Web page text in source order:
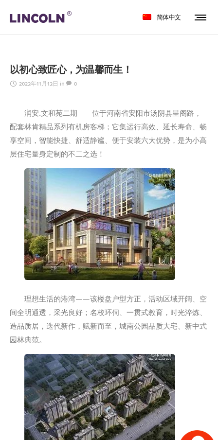
简体中文
以初心致匠心，为温馨而生！
2023年11月13日 in 0
润安.文和苑二期——位于河南省安阳市汤阴县星阁路，
配套林肯精品系列有机房客梯；它集运行高效、延长寿命、畅
享空间，智能快捷、舒适静谧、便于安装六大优势，是为小高
层住宅量身定制的不二之选！
理想生活的港湾——该楼盘户型方正，活动区域开阔、空
间全明通透，采光良好；名校环伺、一贯式教育，时光淬炼、
造品质居，迭代新作，赋新而至，城南公园品质大宅、新中式
园林典范。